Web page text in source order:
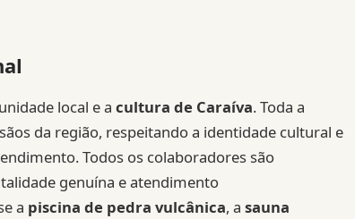
local e a cultura de Caraíva. Toda a
da região, respeitando a identidade cultural e
Todos os colaboradores são
genuína e atendimento
a piscina de pedra vulcânica, a sauna